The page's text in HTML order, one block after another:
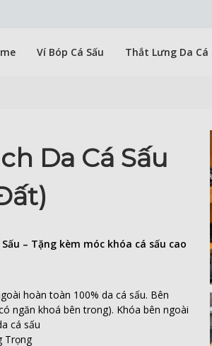
Ví Bóp Cá Sấu Thắt Lưng Da Cá
Da Cá Sấu
– Tặng kèm móc khóa cá sấu cao
hoàn toàn 100% da cá sấu. Bên
ngăn khoá bên trong). Khóa bên ngoài
cá sấu
Trọng